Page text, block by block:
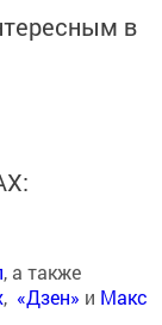
в
, а также
, «Дзен» и Макс